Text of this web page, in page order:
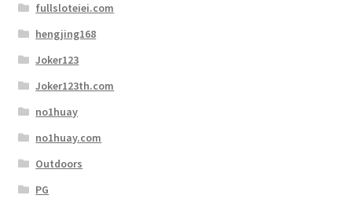
fullsloteiei.com
hengjing168
Joker123
Joker123th.com
no1huay
no1huay.com
Outdoors
PG